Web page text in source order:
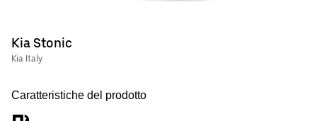
Kia Stonic
Kia Italy
Caratteristiche del prodotto